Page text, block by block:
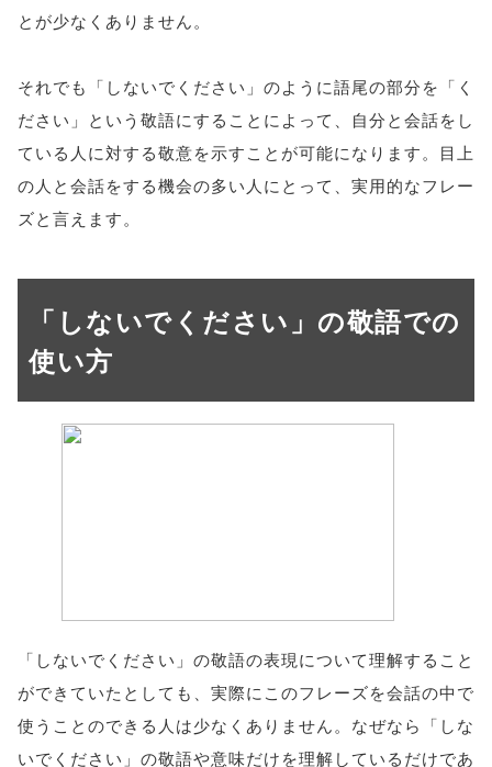
とが少なくありません。
それでも「しないでください」のように語尾の部分を「く
ださい」という敬語にすることによって、自分と会話をし
ている人に対する敬意を示すことが可能になります。目上
の人と会話をする機会の多い人にとって、実用的なフレー
ズと言えます。
「しないでください」の敬語での
使い方
「しないでください」の敬語の表現について理解すること
ができていたとしても、実際にこのフレーズを会話の中で
使うことのできる人は少なくありません。なぜなら「しな
いでください」の敬語や意味だけを理解しているだけであ